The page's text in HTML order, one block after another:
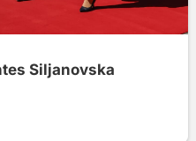
Siljanovska